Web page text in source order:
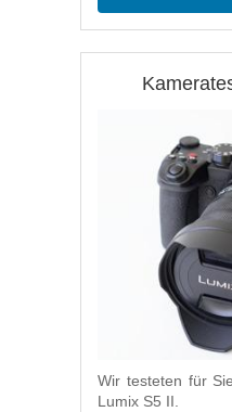
Wir testeten für
Lumix S5 II.